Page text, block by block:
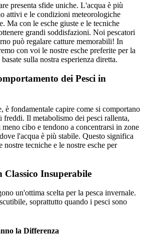
presenta sfide uniche. L'acqua è più
attivi e le condizioni meteorologiche
Ma con le esche giuste e le tecniche
grandi soddisfazioni. Noi pescatori
può regalare catture memorabili! In
con voi le nostre esche preferite per la
sulla nostra esperienza diretta.
dei Pesci in
è fondamentale capire come si comportano
freddi. Il metabolismo dei pesci rallenta,
cibo e tendono a concentrarsi in zone
l'acqua è più stabile. Questo significa
nostre tecniche e le nostre esche per
Classico Insuperabile
un'ottima scelta per la pesca invernale.
soprattutto quando i pesci sono
la Differenza